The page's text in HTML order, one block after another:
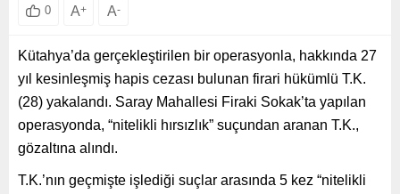
0 A+ A-
Kütahya’da gerçekleştirilen bir operasyonla, hakkında 27
yıl kesinleşmiş hapis cezası bulunan firari hükümlü T.K.
(28) yakalandı. Saray Mahallesi Firaki Sokak’ta yapılan
operasyonda, “nitelikli hırsızlık” suçundan aranan T.K.,
gözaltına alındı.
T.K.’nın geçmişte işlediği suçlar arasında 5 kez “nitelikli